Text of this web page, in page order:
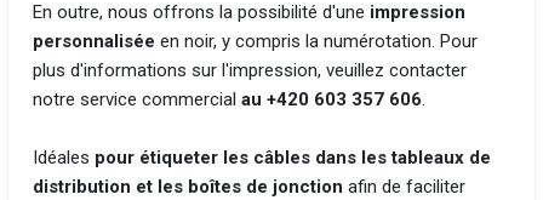
En outre, nous offrons la possibilité d'une impression
personnalisée en noir, y compris la numérotation. Pour
plus d'informations sur l'impression, veuillez contacter
notre service commercial au +420 603 357 606.
Idéales pour étiqueter les câbles dans les tableaux de
distribution et les boîtes de jonction afin de faciliter